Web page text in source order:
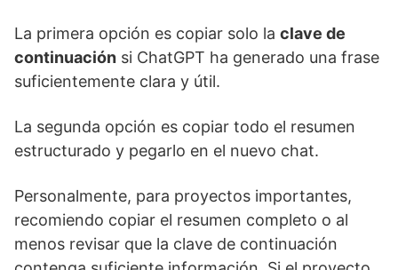
La primera opción es copiar solo la clave de
continuación si ChatGPT ha generado una frase
suficientemente clara y útil.
La segunda opción es copiar todo el resumen
estructurado y pegarlo en el nuevo chat.
Personalmente, para proyectos importantes,
recomiendo copiar el resumen completo o al
menos revisar que la clave de continuación